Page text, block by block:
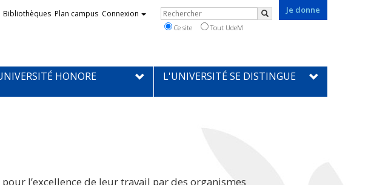
Je donne
Bibliothèques Plan campus Connexion Rechercher
Rechercher
Ce site Tout UdeM
HONORE L'UNIVERSITÉ SE DISTINGUE
l’excellence de leur travail par des organismes